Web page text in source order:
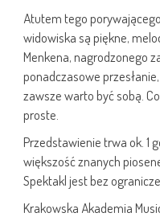
Atutem tego
widowiska są piękne,
Menkena, nagrodzonego
ponadczasowe
zawsze warto być sobą.
proste.
Przedstawienie trwa ok. 1
większość znanych
Spektakl jest bez
Krakowska Akademia